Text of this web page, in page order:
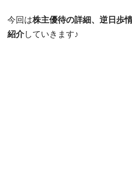
今回は株主優待の詳細、逆日歩
紹介していきます♪